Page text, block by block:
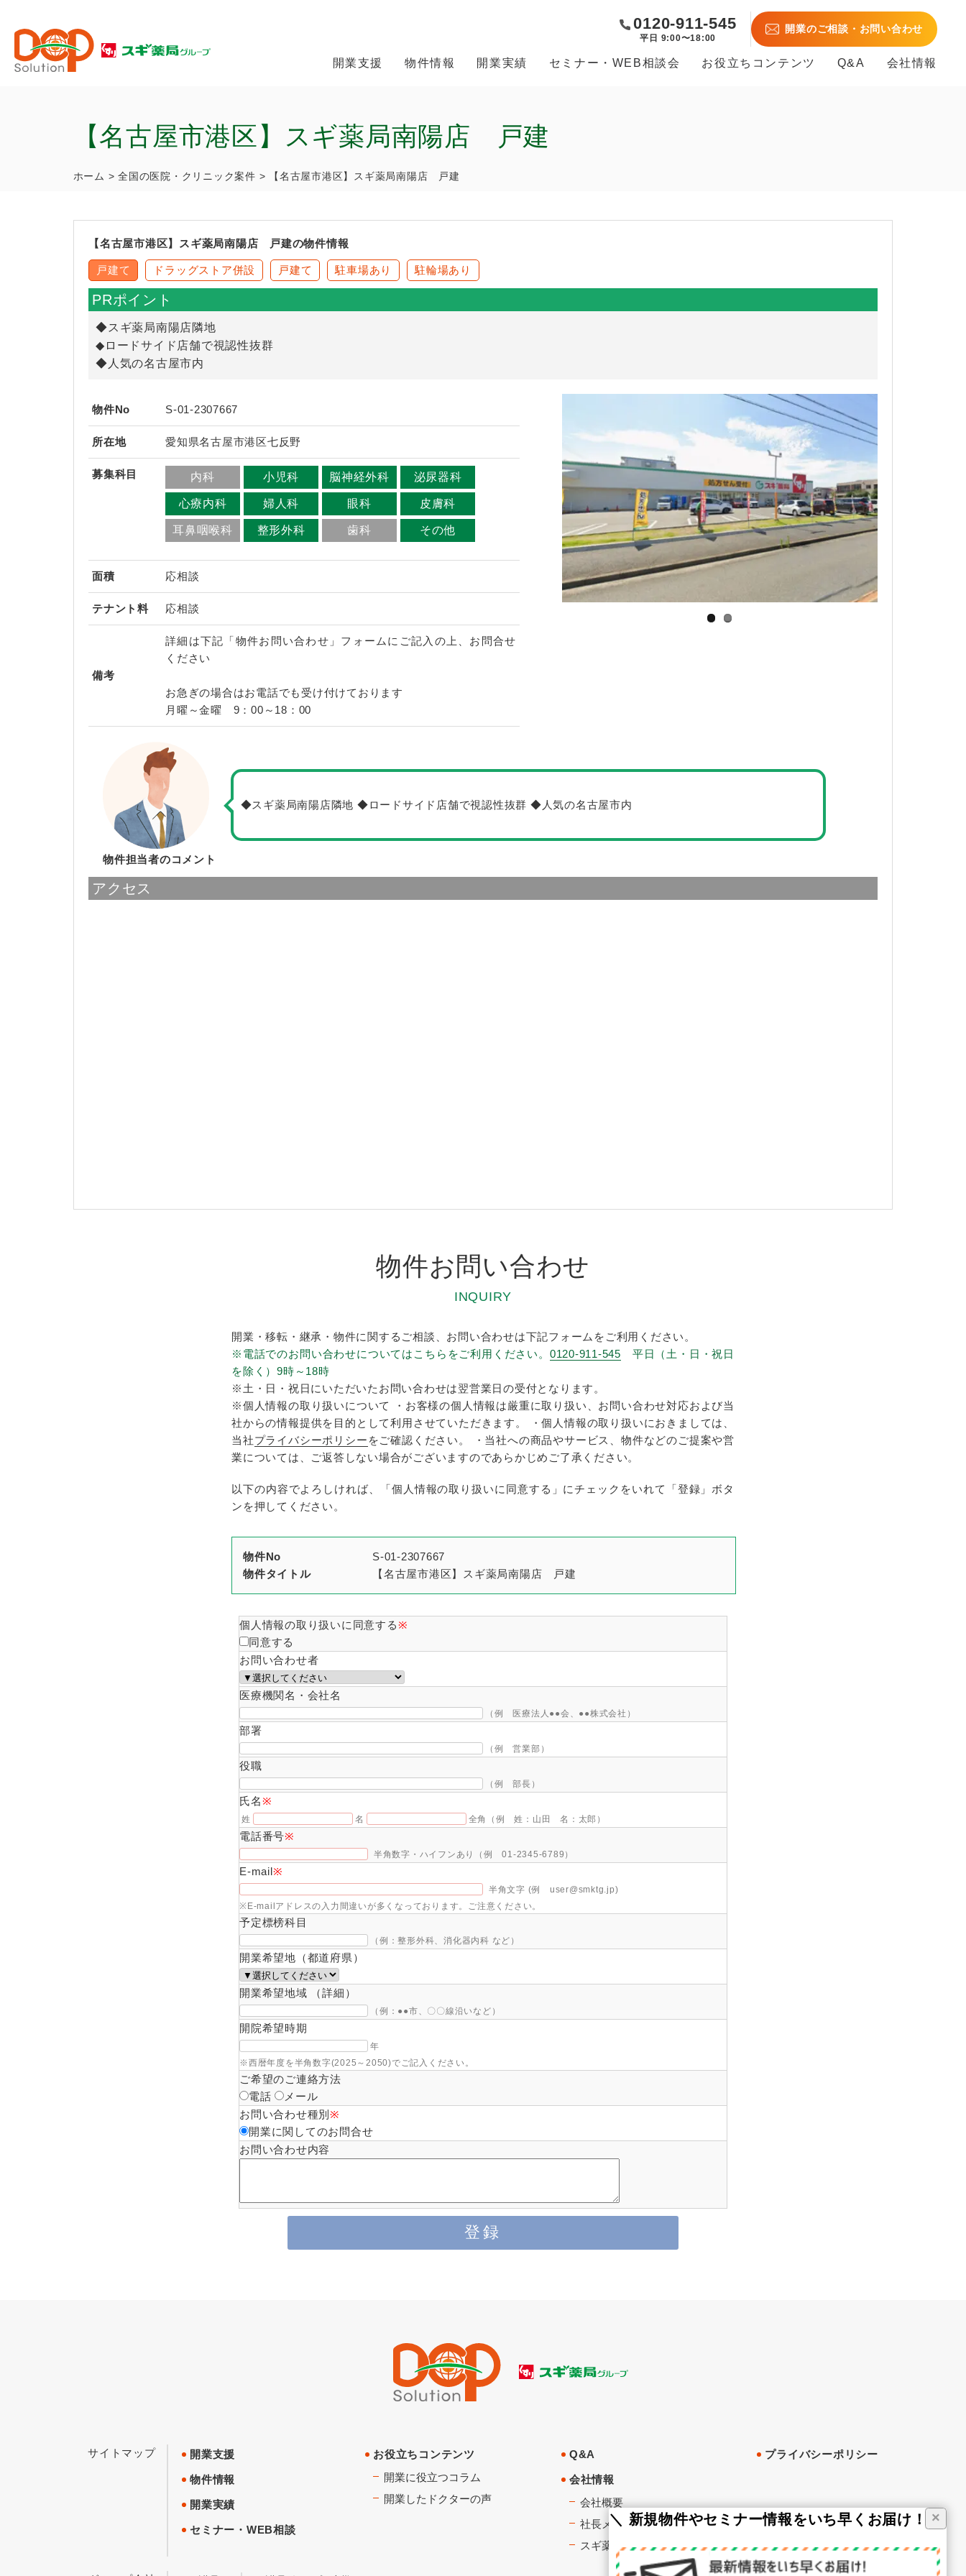
0120-911-545
平日 9:00〜18:00
開業のご相談・お問い合わせ
開業支援 物件情報 開業実績 セミナー・WEB相談会 お役立ちコンテンツ Q&A 会社情報
【名古屋市港区】スギ薬局南陽店 戸建
ホーム >全国の医院・クリニック案件 > 【名古屋市港区】スギ薬局南陽店 戸建
【名古屋市港区】スギ薬局南陽店 戸建の物件情報
戸建て ドラッグストア併設 戸建て 駐車場あり 駐輪場あり
PRポイント
◆スギ薬局南陽店隣地
◆ロードサイド店舗で視認性抜群
◆人気の名古屋市内
物件No S-01-2307667
所在地 愛知県名古屋市港区七反野
募集科目 内科 小児科 脳神経外科 泌尿器科
心療内科 婦人科 眼科 皮膚科
耳鼻咽喉科 整形外科 歯科 その他
面積 応相談
テナント料 応相談
備考
詳細は下記「物件お問い合わせ」フォームにご記入の上、お問合せ
ください
お急ぎの場合はお電話でも受け付けております
月曜～金曜 9：00～18：00
物件担当者のコメント
◆スギ薬局南陽店隣地 ◆ロードサイド店舗で視認性抜群 ◆人気の名古屋市内
アクセス
物件お問い合わせ
INQUIRY
開業・移転・継承・物件に関するご相談、お問い合わせは下記フォームをご利用ください。
※電話でのお問い合わせについてはこちらをご利用ください。 0120-911-545 平日（土・日・祝日
を除く）9時～18時
※土・日・祝日にいただいたお問い合わせは翌営業日の受付となります。
※個人情報の取り扱いについて ・お客様の個人情報は厳重に取り扱い、お問い合わせ対応および当
社からの情報提供を目的として利用させていただきます。 ・個人情報の取り扱いにおきましては、
当社プライバシーポリシー をご確認ください。 ・当社への商品やサービス、物件などのご提案や営
業については、ご返答しない場合がございますのであらかじめご了承ください。
以下の内容でよろしければ、「個人情報の取り扱いに同意する」にチェックをいれて「登録」ボタ
ンを押してください。
物件No
S-01-2307667
物件タイトル
【名古屋市港区】スギ薬局南陽店 戸建
個人情報の取り扱いに同意する※
同意する
お問い合わせ者
医療機関名・会社名
（例 医療法人●●会、●●株式会社）
部署
（例 営業部）
役職
（例 部長）
氏名※
姓 名 全角（例 姓：山田 名：太郎）
電話番号※
半角数字・ハイフンあり（例 01-2345-6789）
E-mail※
半角文字 (例 user@smktg.jp)
※E-mailアドレスの入力間違いが多くなっております。ご注意ください。
予定標榜科目
（例：整形外科、消化器内科 など）
開業希望地（都道府県）
開業希望地域 （詳細）
（例：●●市、〇〇線沿いなど）
開院希望時期
年
※西暦年度を半角数字(2025～2050)でご記入ください。
ご希望のご連絡方法
電話
メール
お問い合わせ種別※
開業に関してのお問合せ
お問い合わせ内容
サイトマップ 開業支援
物件情報
開業実績
セミナー・WEB相談
お役立ちコンテンツ
開業に役立つコラム
開業したドクターの声
Q&A
会社情報
会社概要
社長メッセージ
スギ薬局グループ紹介
プライバシーポリシー
×
＼ 新規物件やセミナー情報をいち早くお届け！ ／